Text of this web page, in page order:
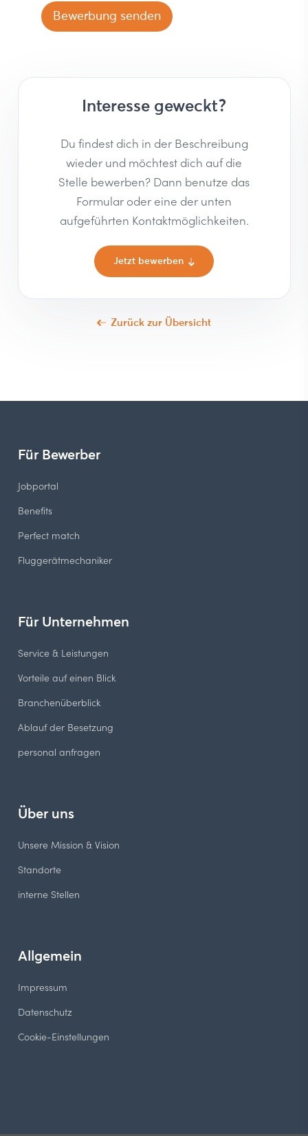
Bewerbung senden
Interesse geweckt?
Du findest dich in der Beschreibung
wieder und möchtest dich auf die
Stelle bewerben? Dann benutze das
Formular oder eine der unten
aufgeführten Kontaktmöglichkeiten.
Jetzt bewerben
Zurück zur Übersicht
Für Bewerber
Jobportal
Benefits
Perfect match
Fluggerätmechaniker
Für Unternehmen
Service & Leistungen
Vorteile auf einen Blick
Branchenüberblick
Ablauf der Besetzung
personal anfragen
Über uns
Unsere Mission & Vision
Standorte
interne Stellen
Allgemein
Impressum
Datenschutz
Cookie-Einstellungen